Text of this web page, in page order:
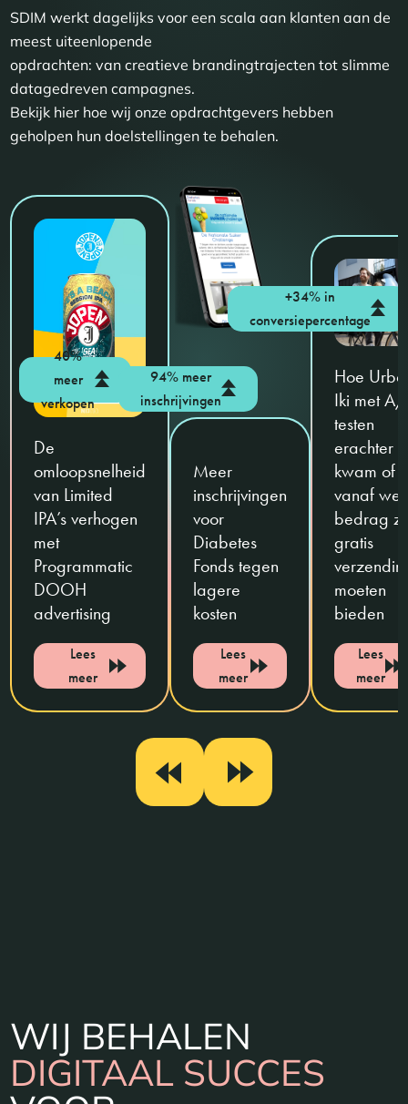
SDIM werkt dagelijks voor een scala aan klanten aan de
meest uiteenlopende
opdrachten: van creatieve brandingtrajecten tot slimme
datagedreven campagnes.
Bekijk hier hoe wij onze opdrachtgevers hebben
geholpen hun doelstellingen te behalen.
40%
meer
verkopen
De
omloopsnelheid
van Limited
IPA’s verhogen
met
Programmatic
DOOH
advertising
Lees
meer
94% meer
inschrijvingen
Meer
inschrijvingen
voor
Diabetes
Fonds tegen
lagere
kosten
Lees
meer
+34% in
conversiepercentage
Hoe
Iki met
testen
erachter
kwam of
vanaf
bedrag
gratis
moeten
bieden
Lees
meer
WIJ BEHALEN
DIGITAAL SUCCES